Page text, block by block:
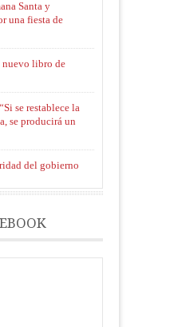
Santa y
una fiesta de
nuevo libro de
se restablece la
se producirá un
del gobierno